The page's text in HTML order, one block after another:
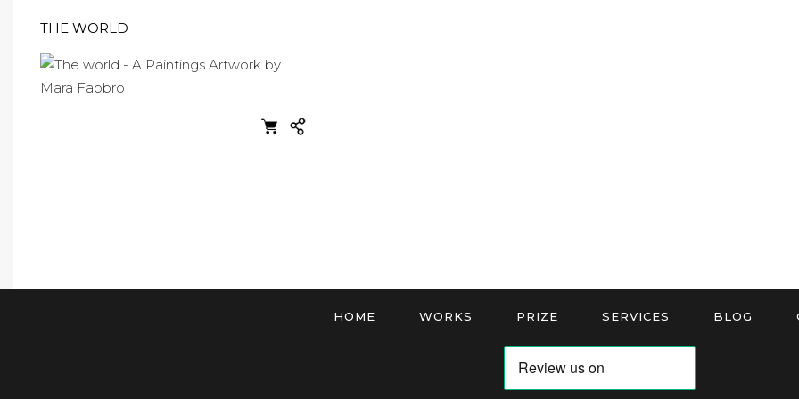
THE WORLD
HOME WORKS PRIZE SERVICES BLOG